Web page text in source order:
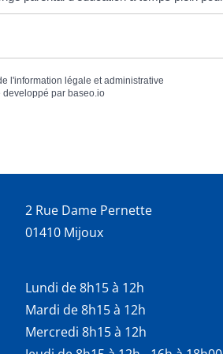
l'information légale et administrative
developpé par baseo.io
2 Rue Dame Pernette
01410 Mijoux
Lundi de 8h15 à 12h
Mardi de 8h15 à 12h
Mercredi 8h15 à 12h